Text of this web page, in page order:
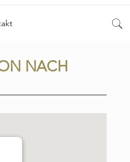
NACH